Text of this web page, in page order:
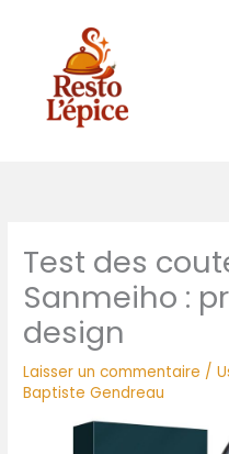
Test des
Sanmeiho :
design
Laisser un commentaire /
Baptiste Gendreau